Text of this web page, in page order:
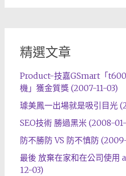
精選文章
Product-技嘉GSmart「
機」獲金質獎 (2007-11-03)
璩美鳳一出場就是吸引目光
SEO技術 勝過黑米 (2008-
防不勝防 VS 防不慎防
最後 放棄在家和在公司使
12-03)